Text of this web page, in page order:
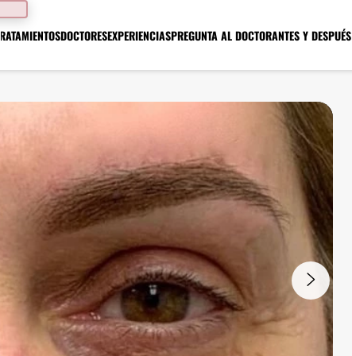
TRATAMIENTOSDOCTORESEXPERIENCIASPREGUNTA AL DOCTORANTES Y DESPUÉS